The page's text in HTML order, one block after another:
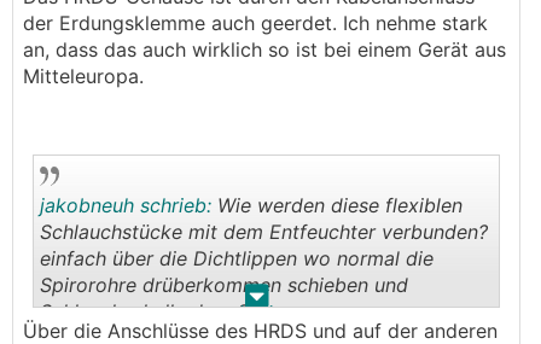
der Erdungsklemme auch geerdet. Ich nehme stark
an, dass das auch wirklich so ist bei einem Gerät aus
Mitteleuropa.
. .
jakobneuh schrieb: Wie werden diese flexiblen
Schlauchstücke mit dem Entfeuchter verbunden?
einfach über die Dichtlippen wo normal die
Spirorohre drüberkommen schieben und
Schlauchschelle drum?
Über die Anschlüsse des HRDS und auf der anderen